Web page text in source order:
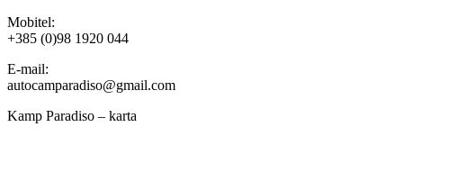
Mobitel:
+385 (0)98 1920 044
E-mail:
autocamparadiso@gmail.com
Kamp Paradiso – karta